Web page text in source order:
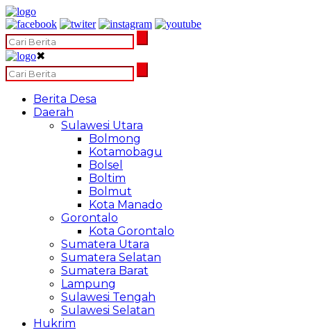
✖
Berita Desa
Daerah
Sulawesi Utara
Bolmong
Kotamobagu
Bolsel
Boltim
Bolmut
Kota Manado
Gorontalo
Kota Gorontalo
Sumatera Utara
Sumatera Selatan
Sumatera Barat
Lampung
Sulawesi Tengah
Sulawesi Selatan
Hukrim